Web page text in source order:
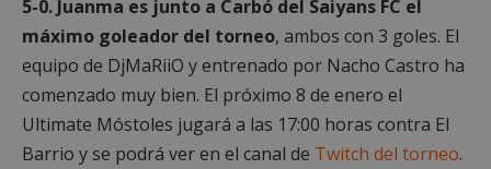
5-0. Juanma es junto a Carbó del Saiyans FC el
máximo goleador del torneo, ambos con 3 goles. El
equipo de DjMaRiiO y entrenado por Nacho Castro ha
comenzado muy bien. El próximo 8 de enero el
Ultimate Móstoles jugará a las 17:00 horas contra El
Barrio y se podrá ver en el canal de Twitch del torneo.